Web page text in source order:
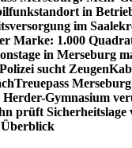
in
im
Marke: 1.000
in Merseburg
sucht Zeugen
Treuepass
Gymnasium
prüft Sicherheitslage